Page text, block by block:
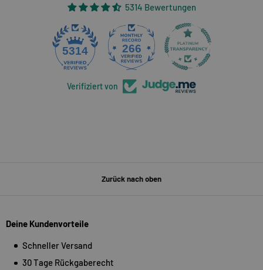
5314 Bewertungen
5314 266
Verifiziert von
Zurück nach oben
Deine Kundenvorteile
Schneller Versand
30 Tage Rückgaberecht